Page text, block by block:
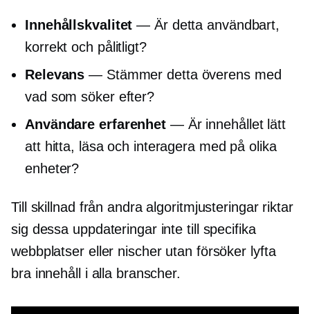
Innehållskvalitet — Är detta användbart,
korrekt och pålitligt?
Relevans — Stämmer detta överens med
vad som söker efter?
Användare erfarenhet — Är innehållet lätt
att hitta, läsa och interagera med på olika
enheter?
Till skillnad från andra algoritmjusteringar riktar
sig dessa uppdateringar inte till specifika
webbplatser eller nischer utan försöker lyfta
bra innehåll i alla branscher.